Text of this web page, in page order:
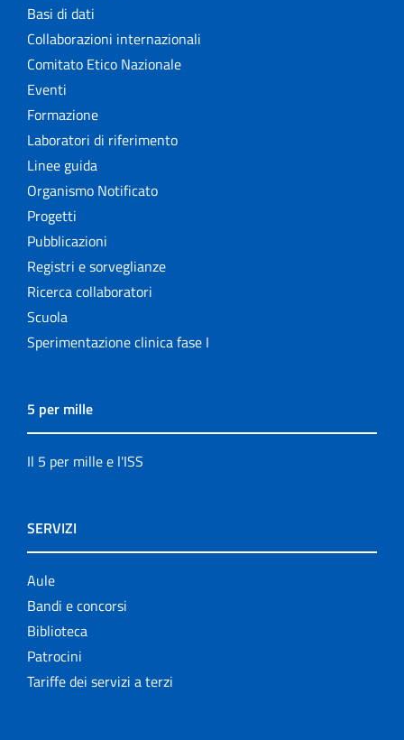
Basi di dati
Collaborazioni internazionali
Comitato Etico Nazionale
Eventi
Formazione
Laboratori di riferimento
Linee guida
Organismo Notificato
Progetti
Pubblicazioni
Registri e sorveglianze
Ricerca collaboratori
Scuola
Sperimentazione clinica fase I
5 per mille
Il 5 per mille e l'ISS
SERVIZI
Aule
Bandi e concorsi
Biblioteca
Patrocini
Tariffe dei servizi a terzi